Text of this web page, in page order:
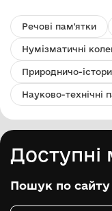
Речові пам'ятки
Нумізматичні
Природничо-
Науково-технічні
Доступні
Пошук по сайту